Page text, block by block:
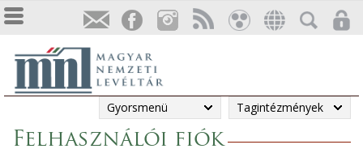
Gyorsmenü Tagintézmények
Felhasználói fiók